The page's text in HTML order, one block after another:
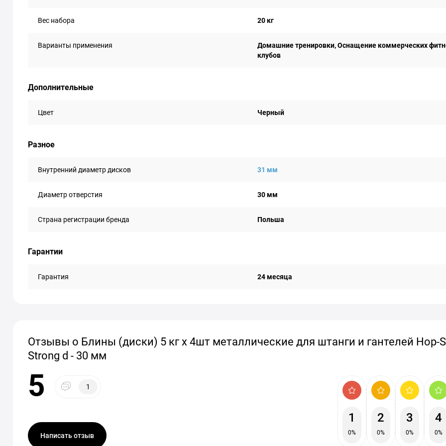
Вес набора 20 кг
Варианты применения
Домашние тренировки, Оснащение коммерческих
клубов
Дополнительные
Цвет Черный
Разное
Внутренний диаметр дисков 31 мм
Диаметр отверстия 30 мм
Страна регистрации бренда Польша
Гарантии
Гарантия 24 месяца
Отзывы о Блины (диски) 5 кг x 4шт металлические для штанги и гантелей Hop-
Strong d - 30 мм
5 1
Написать отзыв
1
0%
2
0%
3
0%
4
0%